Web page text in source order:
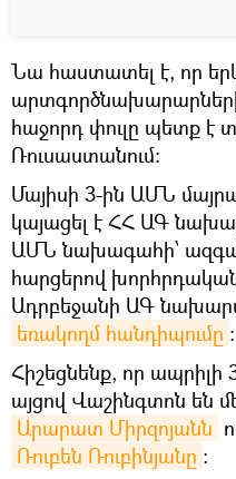
Նա հաստատել է, որ
արտգործնախարարների
հաջորդ փուլը պետք է
Ռուսաստանում:
Մայիսի 3-ին ԱՄՆ
կայացել է ՀՀ ԱԳ
ԱՄՆ նախագահի՝
հարցերով
Ադրբեջանի ԱԳ
եռակողմ հանդիպումը :
Հիշեցնենք, որ
այցով Վաշինգտոն են
Արարատ Միրզոյանն
Ռուբեն Ռուբինյանը ։